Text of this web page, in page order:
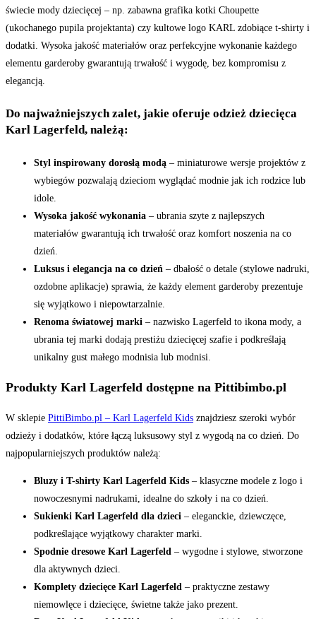
świecie mody dziecięcej – np. zabawna grafika kotki Choupette
(ukochanego pupila projektanta) czy kultowe logo KARL zdobiące t-shirty i
dodatki. Wysoka jakość materiałów oraz perfekcyjne wykonanie każdego
elementu garderoby gwarantują trwałość i wygodę, bez kompromisu z
elegancją.
Do najważniejszych zalet, jakie oferuje odzież dziecięca
Karl Lagerfeld, należą:
Styl inspirowany dorosłą modą – miniaturowe wersje projektów z
wybiegów pozwalają dzieciom wyglądać modnie jak ich rodzice lub
idole.
Wysoka jakość wykonania – ubrania szyte z najlepszych
materiałów gwarantują ich trwałość oraz komfort noszenia na co
dzień.
Luksus i elegancja na co dzień – dbałość o detale (stylowe nadruki,
ozdobne aplikacje) sprawia, że każdy element garderoby prezentuje
się wyjątkowo i niepowtarzalnie.
Renoma światowej marki – nazwisko Lagerfeld to ikona mody, a
ubrania tej marki dodają prestiżu dziecięcej szafie i podkreślają
unikalny gust małego modnisia lub modnisi.
Produkty Karl Lagerfeld dostępne na Pittibimbo.pl
W sklepie PittiBimbo.pl – Karl Lagerfeld Kids znajdziesz szeroki wybór
odzieży i dodatków, które łączą luksusowy styl z wygodą na co dzień. Do
najpopularniejszych produktów należą:
Bluzy i T-shirty Karl Lagerfeld Kids – klasyczne modele z logo i
nowoczesnymi nadrukami, idealne do szkoły i na co dzień.
Sukienki Karl Lagerfeld dla dzieci – eleganckie, dziewczęce,
podkreślające wyjątkowy charakter marki.
Spodnie dresowe Karl Lagerfeld – wygodne i stylowe, stworzone
dla aktywnych dzieci.
Komplety dziecięce Karl Lagerfeld – praktyczne zestawy
niemowlęce i dziecięce, świetne także jako prezent.